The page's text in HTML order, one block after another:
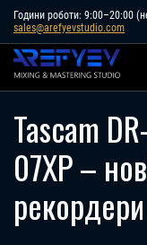
Skip
content
Години роботи: 9:00–20:00
sales@arefyevstudio.com
Tascam
07XP –
рекордери